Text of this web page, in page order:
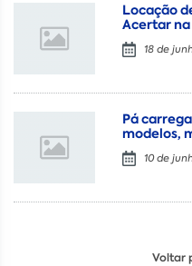
Locação
Acertar na
18 de
Pá
modelos,
10 de
Voltar